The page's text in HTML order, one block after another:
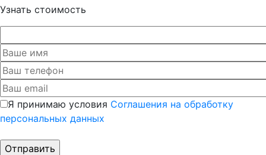
Узнать стоимость
Я принимаю условия Соглашения на обработку
персональных данных